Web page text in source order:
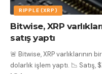
RIPPLE (XRP)
Bitwise, XRP
satış yaptı
🚨 Bitwise, XRP varlıklarının
dolarlık işlem yaptı. 📉 Satış,